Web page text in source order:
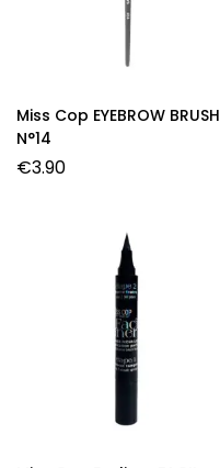
Miss Cop EYEBROW BRUSH
N°14
€3.90